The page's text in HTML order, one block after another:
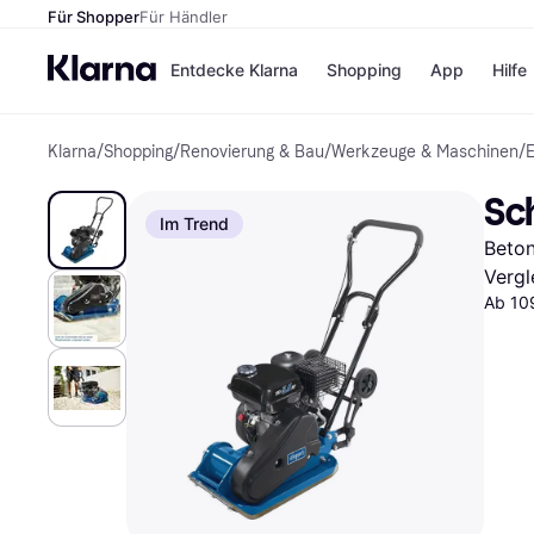
Für ShopperFür Händler
Entdecke Klarna
Zahlungsmethoden
Bezahle in 3
Teilzahlungen
Bezahle in bis zu 30
Tagen
Ratenzahlung
Shopping
Shops
eBay
Temu
SHEIN
App Hilfe
Klarna/Shopping/Renovierung & Bau/Werkzeuge & Maschinen/
Im Trend
Ab